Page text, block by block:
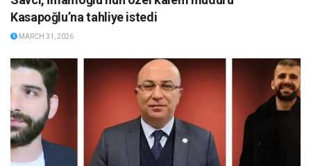
Kasapoğlu’na tahliye istedi
MARCH 31, 2026